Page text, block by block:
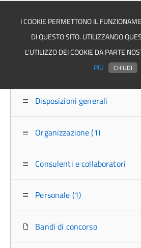
Asmel associazione
Disposizioni generali
Organizzazione (1)
Consulenti e collaboratori
Personale (1)
Bandi di concorso
I COOKIE PERMETTONO IL
DI QUESTO SITO. UTILIZZANDO
L'UTILIZZO DEI COOKIE DA PARTE
PIÙ
CHIUDI